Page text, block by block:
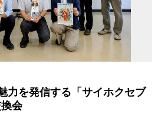
力を発信する「サイホクセブ
会